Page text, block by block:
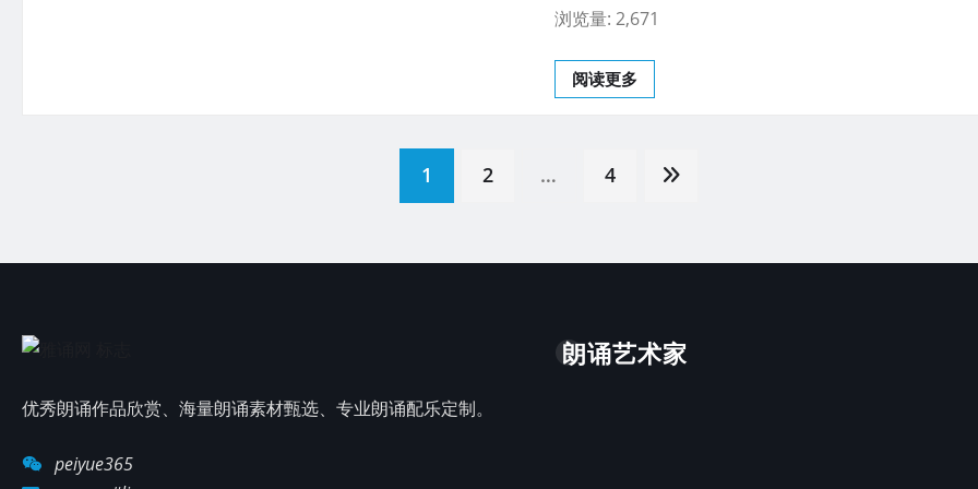
浏览量: 2,671
阅读更多
1 2 … 4
优秀朗诵作品欣赏、海量朗诵素材甄选、专业朗诵配乐定制。
peiyue365
朗诵艺术家